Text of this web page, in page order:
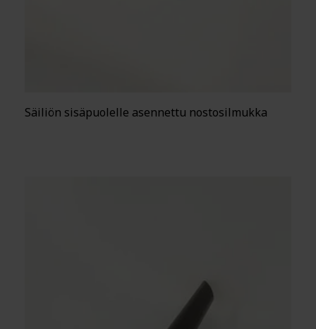
Säiliön sisäpuolelle asennettu nostosilmukka